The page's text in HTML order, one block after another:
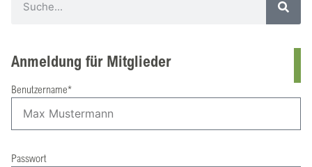
Anmeldung für Mitglieder
Benutzername*
Passwort